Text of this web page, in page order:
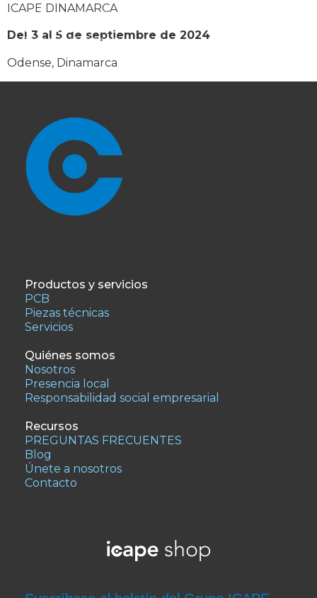
ICAPE DINAMARCA
Del 3 al 5 de septiembre de 2024
Odense, Dinamarca
Productos y servicios
PCB
Piezas técnicas
Servicios
Quiénes somos
Nosotros
Presencia local
Responsabilidad social empresarial
Recursos
PREGUNTAS FRECUENTES
Blog
Únete a nosotros
Contacto